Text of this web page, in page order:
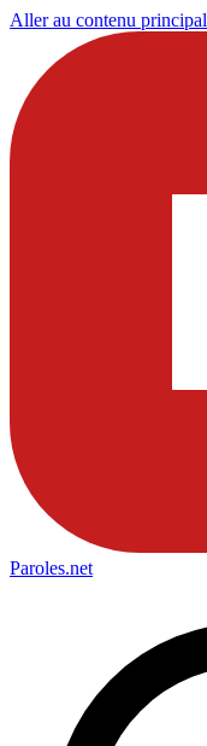
Aller au contenu principal
Paroles.net